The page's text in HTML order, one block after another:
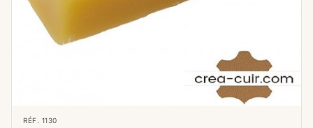
RÉF. 1130